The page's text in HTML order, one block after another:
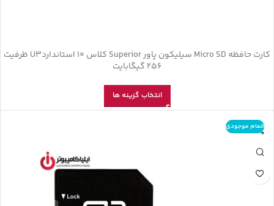
کارت حافظه‌ Micro SD سیلیکون پاور Superior کلاس 10 استانداردU3 ظرفیت
256 گیگابایت
انتخاب گزینه ها
اتمام موجودی